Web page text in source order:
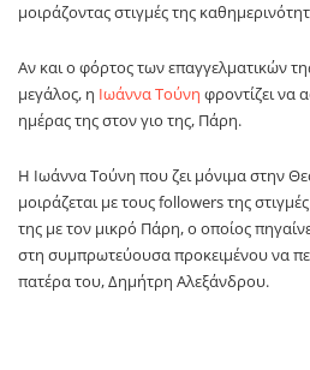
μοιράζοντας στιγμές της
Αν και ο φόρτος των επαγγελματικών
μεγάλος, η Ιωάννα Τούνη φροντίζει να
ημέρας της στον γιο της, Πάρη.
Η Ιωάννα Τούνη που ζει μόνιμα στην
μοιράζεται με τους followers της
της με τον μικρό Πάρη, ο οποίος
στη συμπρωτεύουσα προκειμένου να
πατέρα του, Δημήτρη Αλεξάνδρου.